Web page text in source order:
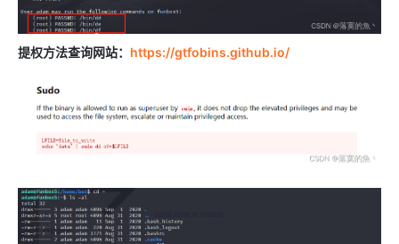
提权方法查询网站： https://gtfobins.github.io/